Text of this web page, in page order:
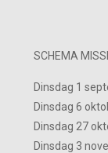
SCHEMA
Dinsdag 1
Dinsdag 6
Dinsdag 27
Dinsdag 3